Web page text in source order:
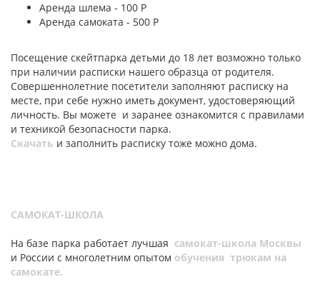
Аренда шлема - 100 Р
Аренда самоката - 500 Р
Посещение скейтпарка детьми до 18 лет возможно только
при наличии расписки нашего образца от родителя.
Совершеннолетние посетители заполняют расписку на
месте, при себе нужно иметь документ, удостоверяющий
личность. Вы можете и заранее ознакомится с правилами
и техникой безопасности парка.
Скачать и заполнить расписку тоже можно дома.
САМОКАТ-ШКОЛА
На базе парка работает лучшая самокат-школа Москвы
и России с многолетним опытом обучения трюкам на
самокате.